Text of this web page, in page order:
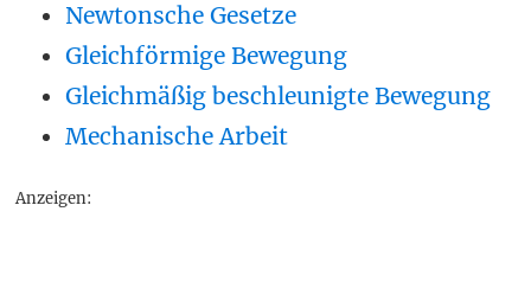
Newtonsche Gesetze
Gleichförmige Bewegung
Gleichmäßig beschleunigte Bewegung
Mechanische Arbeit
Anzeigen: